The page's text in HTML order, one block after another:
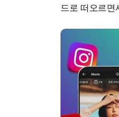
드로 떠오르면